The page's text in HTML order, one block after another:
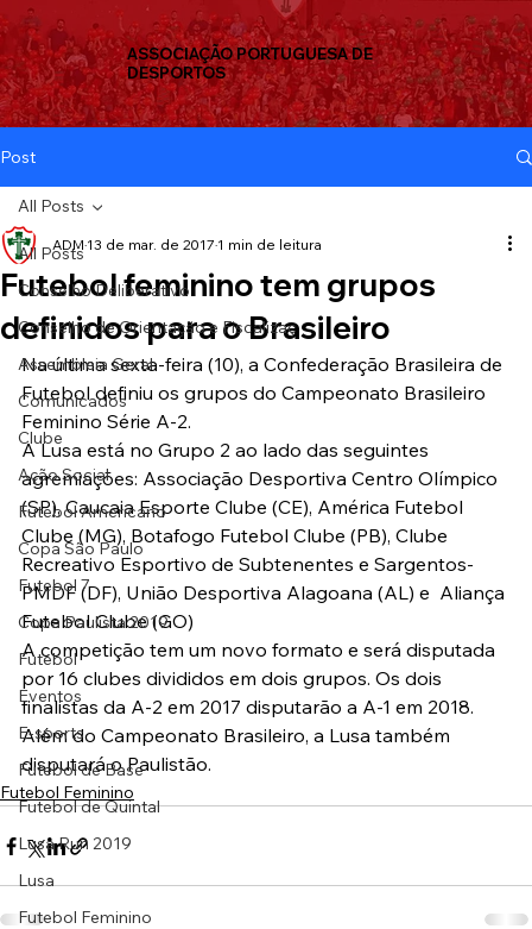
ASSOCIAÇÃO PORTUGUESA DE
DESPORTOS
Post
All Posts
Conselho Deliberativo
Conselho de Orientação e Fiscalizaç
Assembleia Geral
Comunicados
Clube
Ação Social
Futebol Americano
Copa São Paulo
Futebol 7
Copa Paulista 2019
Futebol
Eventos
E-sports
Futebol de Base
Futebol de Quintal
Lusa Run 2019
Lusa
Futebol Feminino
All Posts
Futebol feminino tem grupos
definidos para o Brasileiro
ADM 13 de mar. de 2017 1 min de leitura
Na última sexta-feira (10), a Confederação Brasileira de
Futebol definiu os grupos do Campeonato Brasileiro
Feminino Série A-2.
A Lusa está no Grupo 2 ao lado das seguintes
agremiações: Associação Desportiva Centro Olímpico
(SP), Caucaia Esporte Clube (CE), América Futebol
Clube (MG), Botafogo Futebol Clube (PB), Clube
Recreativo Esportivo de Subtenentes e Sargentos-
PMDF (DF), União Desportiva Alagoana (AL) e  Aliança
Futebol Clube (GO)
A competição tem um novo formato e será disputada
por 16 clubes divididos em dois grupos. Os dois
finalistas da A-2 em 2017 disputarão a A-1 em 2018.
Além do Campeonato Brasileiro, a Lusa também
disputará o Paulistão.
Futebol Feminino